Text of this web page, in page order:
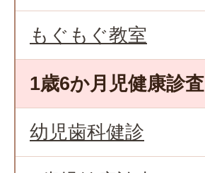
もぐもぐ教室
1歳6か月児健康診査
幼児歯科健診